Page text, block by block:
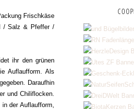
Frischkäse
/ Salz & Pfeffer /
ihr den grünen
Auflaufform. Als
Daraufhin
und Chiliflocken.
der Auflaufform,